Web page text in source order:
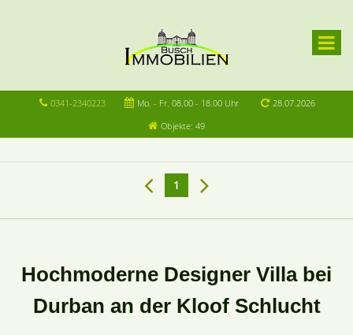
0341-2340223 Mo. - Fr. 08.00 - 18.00 Uhr
28.07.2026
Objekte: 49
1
Hochmoderne Designer Villa bei
Durban an der Kloof Schlucht